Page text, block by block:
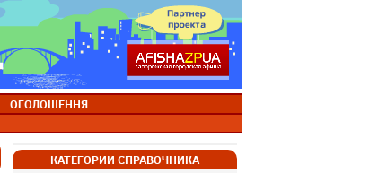
ОГОЛОШЕННЯ
КАТЕГОРИИ СПРАВОЧНИКА